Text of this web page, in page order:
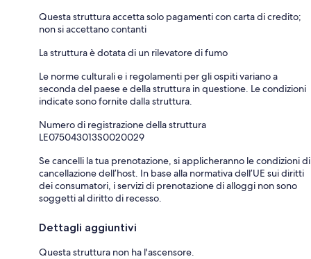
Questa struttura accetta solo pagamenti con carta di credito;
non si accettano contanti
La struttura è dotata di un rilevatore di fumo
Le norme culturali e i regolamenti per gli ospiti variano a
seconda del paese e della struttura in questione. Le condizioni
indicate sono fornite dalla struttura.
Numero di registrazione della struttura
LE075043013S0020029
Se cancelli la tua prenotazione, si applicheranno le condizioni di
cancellazione dell’host. In base alla normativa dell’UE sui diritti
dei consumatori, i servizi di prenotazione di alloggi non sono
soggetti al diritto di recesso.
Dettagli aggiuntivi
Questa struttura non ha l'ascensore.